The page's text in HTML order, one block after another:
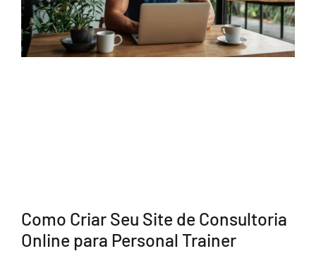
Como Criar Seu Site de Consultoria
Online para Personal Trainer